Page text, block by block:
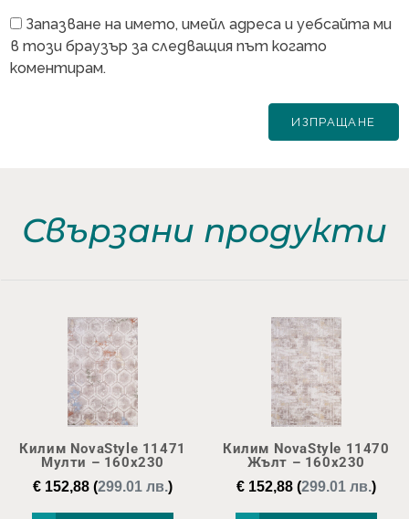
Запазване на името, имейл адреса и уебсайта ми
в този браузър за следващия път когато
коментирам.
Свързани продукти
Килим NovaStyle 11471
Мулти – 160х230
€ 152,88 (299.01 лв.)
Килим NovaStyle 11470
Жълт – 160х230
€152,88(299.01 лв.)